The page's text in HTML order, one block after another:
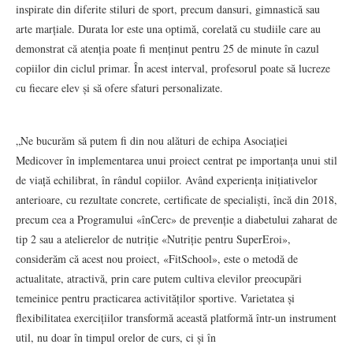
inspirate din diferite stiluri de sport, precum dansuri, gimnastică sau
arte marțiale. Durata lor este una optimă, corelată cu studiile care au
demonstrat că atenția poate fi menținut pentru 25 de minute în cazul
copiilor din ciclul primar. În acest interval, profesorul poate să lucreze
cu fiecare elev și să ofere sfaturi personalizate.
„Ne bucurăm să putem fi din nou alături de echipa Asociației
Medicover în implementarea unui proiect centrat pe importanța unui stil
de viață echilibrat, în rândul copiilor. Având experiența inițiativelor
anterioare, cu rezultate concrete, certificate de specialiști, încă din 2018,
precum cea a Programului «înCerc» de prevenție a diabetului zaharat de
tip 2 sau a atelierelor de nutriție «Nutriție pentru SuperEroi»,
considerăm că acest nou proiect, «FitSchool», este o metodă de
actualitate, atractivă, prin care putem cultiva elevilor preocupări
temeinice pentru practicarea activităților sportive. Varietatea și
flexibilitatea exercițiilor transformă această platformă într-un instrument
util, nu doar în timpul orelor de curs, ci și în